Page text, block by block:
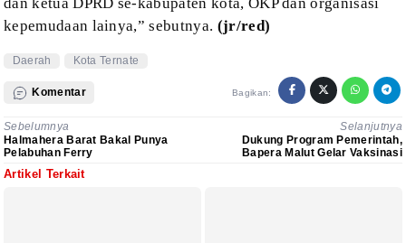
kepemudaan lainya,” sebutnya. (jr/red)
Daerah Kota Ternate
Komentar Bagikan:
Sebelumnya
Halmahera Barat Bakal Punya
Pelabuhan Ferry
Selanjutnya
Dukung Program Pemerintah,
Bapera Malut Gelar Vaksinasi
Artikel Terkait